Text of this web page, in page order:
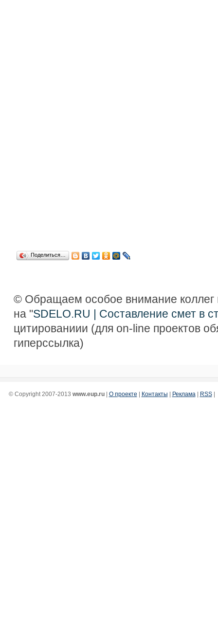
Поделиться…
© Обращаем особое внимание коллег
на "SDELO.RU | Составление смет в
цитированиии (для on-line проектов
гиперссылка)
© Copyright 2007-2013 www.eup.ru| О проекте | Контакты | Реклама | RSS|